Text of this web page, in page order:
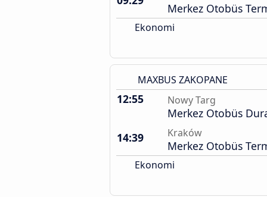
Merkez Otobüs
Ekonomi
MAXBUS ZAKOPANE
12:55 Nowy Targ
Merkez Otobüs
14:39
Kraków
Merkez Otobüs
Ekonomi